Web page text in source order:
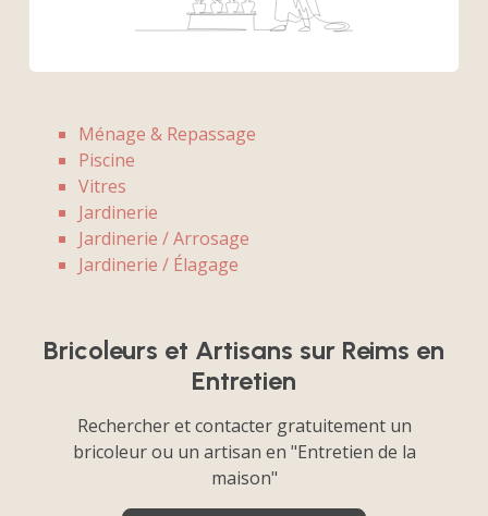
Ménage & Repassage
Piscine
Vitres
Jardinerie
Jardinerie / Arrosage
Jardinerie / Élagage
Bricoleurs et Artisans sur Reims en
Entretien
Rechercher et contacter gratuitement un
bricoleur ou un artisan en "Entretien de la
maison"